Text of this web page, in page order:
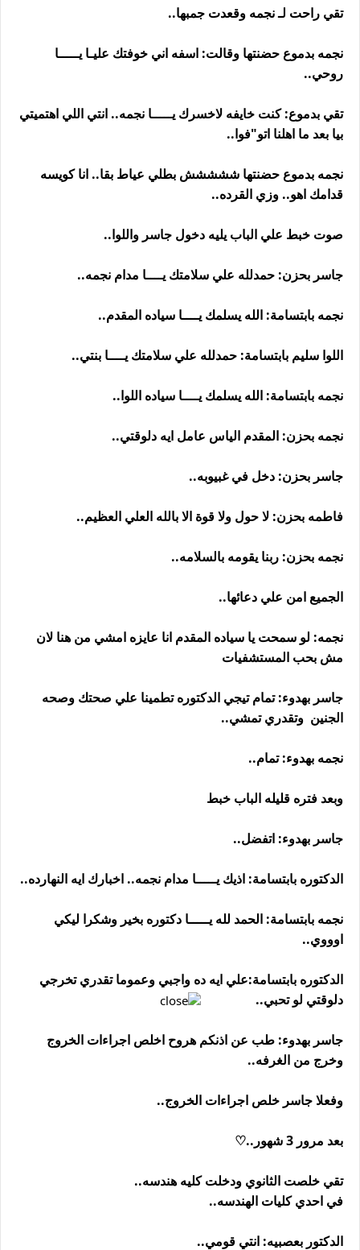
تقي راحت لـ نجمه وقعدت جمبها..
نجمه بدموع حضنتها وقالت: اسفه اني خوفتك عليـا يـــــا
روحي..
تقي بدموع: كنت خايفه لاخسرك يـــــا نجمه.. انتي اللي اهتميتي
بيا بعد ما اهلنا اتو"فوا..
نجمه بدموع حضنتها ششششش بطلي عياط بقا.. انا كويسه
قدامك اهو.. وزي القرده..
صوت خبط علي الباب يليه دخول جاسر واللوا..
جاسر بحزن: حمدلله علي سلامتك يــــا مدام نجمه..
نجمه بابتسامة: الله يسلمك يــــا سياده المقدم..
اللوا سليم بابتسامة: حمدلله علي سلامتك يــــا بنتي..
نجمه بابتسامة: الله يسلمك يــــا سياده اللوا..
نجمه بحزن: المقدم الياس عامل ايه دلوقتي..
جاسر بحزن: دخل في غبيوبه..
فاطمه بحزن: لا حول ولا قوة الا بالله العلي العظيم..
نجمه بحزن: ربنا يقومه بالسلامه..
الجميع امن علي دعائها..
نجمه: لو سمحت يا سياده المقدم انا عايزه امشي من هنا لان
مش بحب المستشفيات
جاسر بهدوء: تمام تيجي الدكتوره تطمينا علي صحتك وصحه
الجنين وتقدري تمشي..
نجمه بهدوء: تمام..
وبعد فتره قليله الباب خبط
جاسر بهدوء: اتفضل..
الدكتوره بابتسامة: اذيك يـــــا مدام نجمه.. اخبارك ايه النهارده..
نجمه بابتسامة: الحمد لله يـــــا دكتوره بخير وشكرا ليكي
اوووي..
الدكتوره بابتسامة:علي ايه ده واجبي وعموما تقدري تخرجي
دلوقتي لو تحبي..
جاسر بهدوء: طب عن اذنكم هروح اخلص اجراءات الخروج
وخرج من الغرفه..
وفعلا جاسر خلص اجراءات الخروج..
بعد مرور 3 شهور..♡
تقي خلصت الثانوي ودخلت كليه هندسه..
في احدي كليات الهندسه..
الدكتور بعصبيه: انتي قومي..